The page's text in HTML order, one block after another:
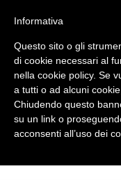
Informativa
Questo sito o gli
di cookie necessari al
nella cookie policy. Se
a tutti o ad alcuni
Chiudendo questo
su un link o
acconsenti all’uso dei